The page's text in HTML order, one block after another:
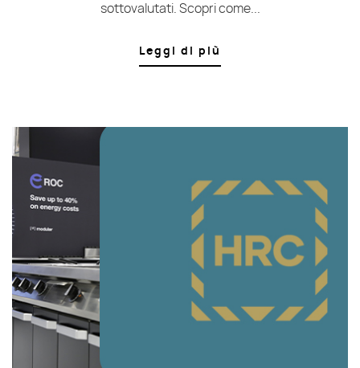
sottovalutati. Scopri come...
Leggi di più